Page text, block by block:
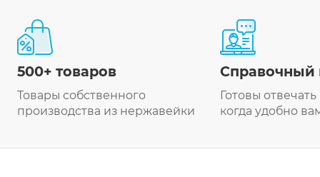
500+ товаров
Товары собственного
производства из нержавейки
Справочный
Готовы
когда удобно